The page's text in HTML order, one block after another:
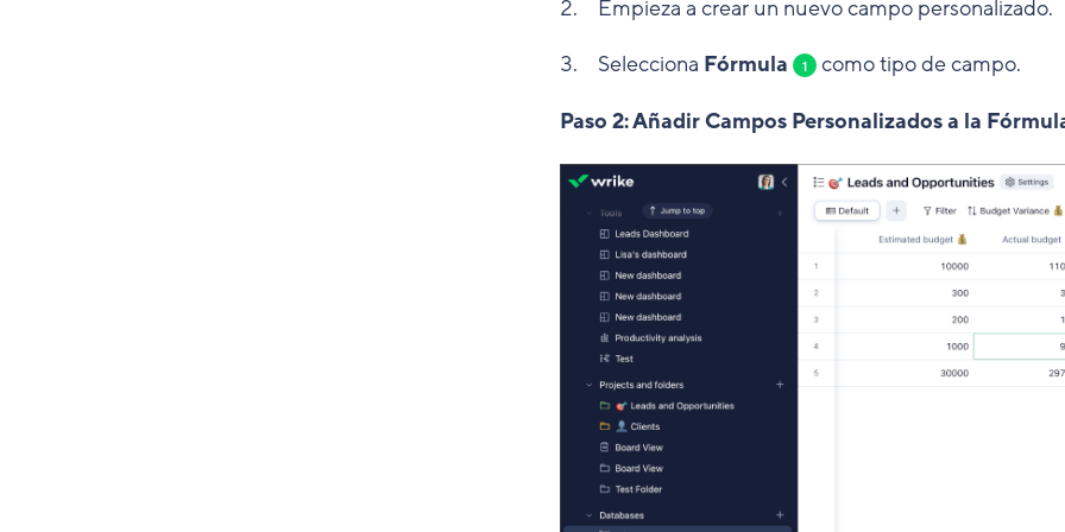
Empieza a crear un nuevo campo personalizado.
Selecciona Fórmula 1 como tipo de campo.
Paso 2: Añadir Campos Personalizados a la